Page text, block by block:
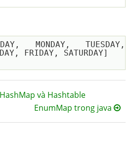
MONDAY, TUESDAY,
FRIDAY, SATURDAY]
và Hashtable
EnumMap trong java